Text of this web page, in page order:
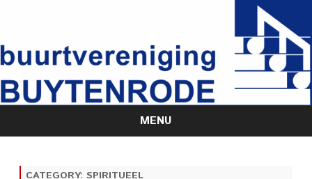
MENU
Skip
CATEGORY: SPIRITUEEL